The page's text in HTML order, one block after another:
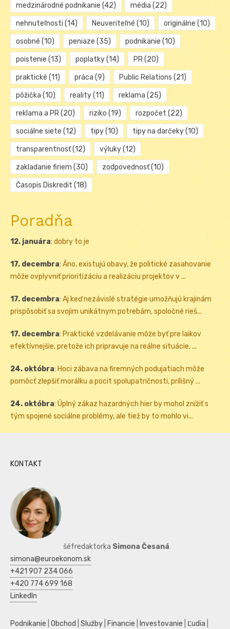
medzinárodné podnikanie (42) média (22)
nehnuteľnosti (14) Neuveriteľné (10) originálne (10)
osobné (10) peniaze (35) podnikanie (10)
poistenie (13) poplatky(14) PR(20)
praktické (11) práca (9) Public Relations (21)
pôžička (10) reality(11) reklama (25)
reklama a PR(20) riziko (19) rozpočet (22)
sociálne siete (12) tipy(10) tipy na darčeky(10)
transparentnosť(12) výluky(12)
zakladanie firiem (30) zodpovednosť(10)
Časopis Diskredit (18)
Poradňa
12. januára: dobry to je
17. decembra:Áno, existujú obavy, že politické zasahovanie
môže ovplyvniť prioritizáciu a realizáciu projektov v ...
17. decembra: Aj keď nezávislé stratégie umožňujú krajinám
prispôsobiť sa svojim unikátnym potrebám, spoločné rieš...
17. decembra: Praktické vzdelávanie môže byť pre laikov
efektívnejšie, pretože ich pripravuje na reálne situácie, ...
24. októbra: Hoci zábava na firemných podujatiach môže
pomôcť zlepšiť morálku a pocit spolupatričnosti, prílišný ...
24. októbra: Úplný zákaz hazardných hier by mohol znížiť s
tým spojené sociálne problémy, ale tiež by to mohlo vi...
KONTAKT
šéfredaktorka Simona Česaná
simona@euroekonom.sk
+421 907 234 066
+420 774 699 168
LinkedIn
Podnikanie Obchod Služby Financie Investovanie Ľudia